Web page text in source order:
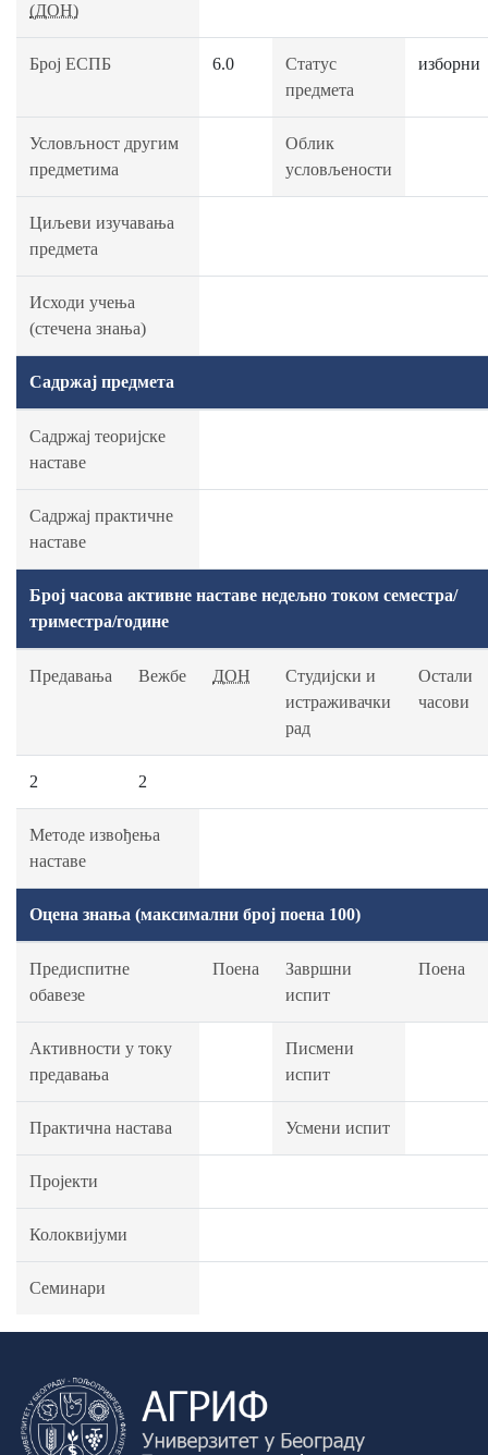
(ДОН)
Број ЕСПБ 6.0
Статус
предмета
изборни
Условљност другим
предметима
Облик
условљености
Циљеви изучавања
предмета
Исходи учења
(стечена знања)
Садржај предмета
Садржај теоријске
наставе
Садржај практичне
наставе
Број часова активне наставе недељно током семестра/
триместра/године
Предавања Вежбе ДОН
Студијски и
истраживачки
рад
Остали
часови
2 2
Методе извођења
наставе
Оцена знања (максимални број поена 100)
Предиспитне
обавезе
Поена
Завршни
испит
Поена
Активности у току
предавања
Писмени
испит
Практична настава Усмени испит
Пројекти
Колоквијуми
Семинари